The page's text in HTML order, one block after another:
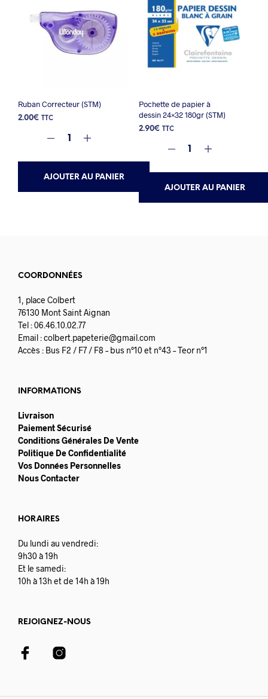
Ruban Correcteur (STM)
2.00€ TTC
AJOUTER AU PANIER
Pochette de papier à
dessin 24×32 180gr (STM)
2.90€ TTC
AJOUTER AU PANIER
COORDONNÉES
1, place Colbert
76130 Mont Saint Aignan
Tel : 06.46.10.02.77
Email :colbert.papeterie@gmail.com
Accès : Bus F2 / F7 / F8 – bus n°10 et n°43 – Teor n°1
INFORMATIONS
Livraison
Paiement Sécurisé
Conditions Générales De Vente
Politique De Confidentialité
Vos Données Personnelles
Nous Contacter
HORAIRES
Du lundi au vendredi:
9h30 à 19h
Et le samedi:
10h à 13h et de 14h à 19h
REJOIGNEZ-NOUS